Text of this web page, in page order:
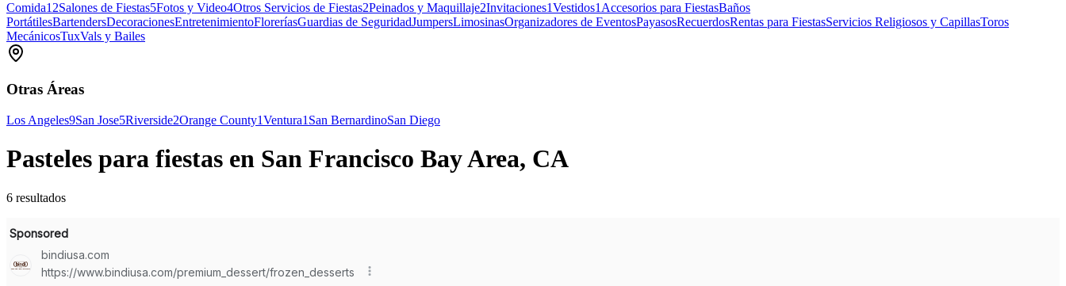
Comida12Salones de Fiestas5Fotos y Video4Otros Servicios de Fiestas2Peinados y Maquillaje2Invitaciones1Vestidos1Accesorios para FiestasBaños
PortátilesBartendersDecoracionesEntretenimientoFloreríasGuardias de SeguridadJumpersLimosinasOrganizadores de EventosPayasosRecuerdosRentas para FiestasServicios Religiosos y CapillasToros
MecánicosTuxVals y Bailes
Otras Áreas
Los Angeles9San Jose5Riverside2Orange County1Ventura1 San BernardinoSan Diego
Pasteles para fiestas en San Francisco Bay Area, CA
6 resultados